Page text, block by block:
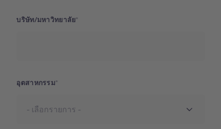
บริษัท/มหาวิทยาลัย
อุตสาหกรรม